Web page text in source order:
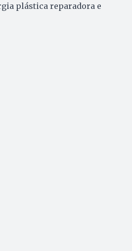
plástica reparadora e